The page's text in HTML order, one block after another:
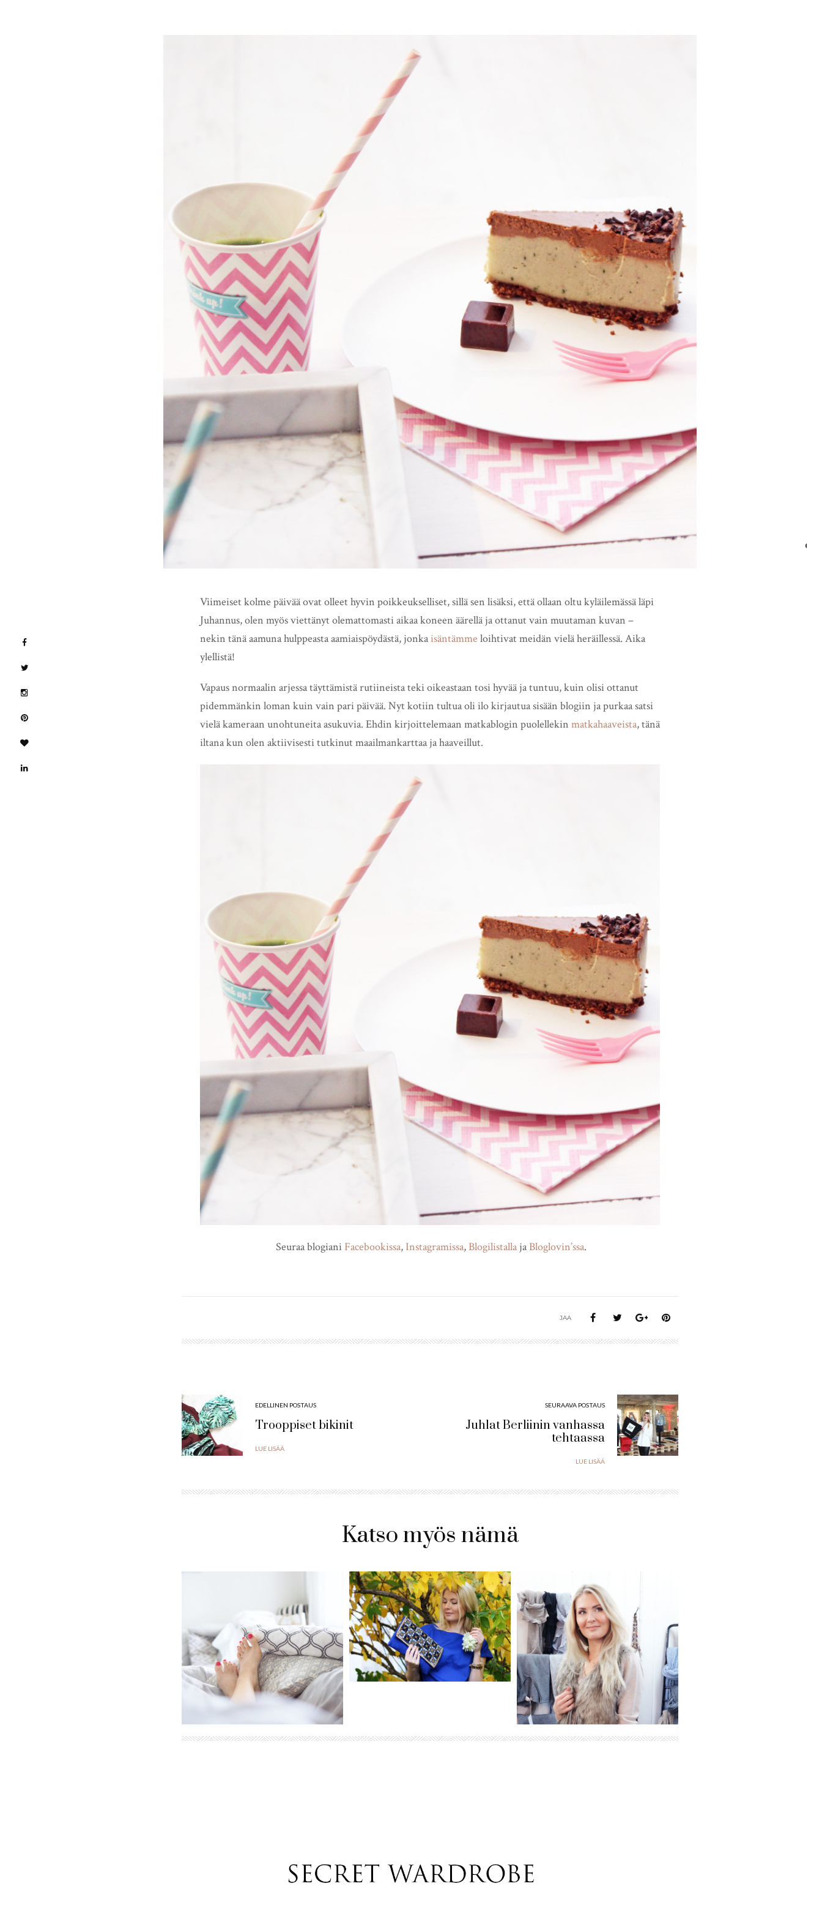
Viimeiset kolme päivää ovat olleet hyvin poikkeukselliset, sillä sen lisäksi, että ollaan oltu kyläilemässä läpi
Juhannus, olen myös viettänyt olemattomasti aikaa koneen äärellä ja ottanut vain muutaman kuvan –
nekin tänä aamuna hulppeasta aamiaispöydästä, jonkaisäntämme loihtivat meidän vielä heräillessä. Aika
ylellistä!
Vapaus normaalin arjessa täyttämistä rutiineista teki oikeastaan tosi hyvää ja tuntuu, kuin olisi ottanut
pidemmänkin loman kuin vain pari päivää. Nyt kotiin tultua oli ilo kirjautua sisään blogiin ja purkaa satsi
vielä kameraan unohtuneita asukuvia. Ehdin kirjoittelemaan matkablogin puolellekin matkahaaveista, tänä
iltana kun olen aktiivisesti tutkinut maailmankarttaa ja haaveillut.
Seuraa blogiani Facebookissa, Instagramissa,Blogilistalla jaBloglovin’ssa.
JAA
EDELLINEN POSTAUS
Trooppiset bikinit
LUE LISÄÄ
SEURAAVA POSTAUS
Juhlat Berliinin vanhassa
tehtaassa
LUE LISÄÄ
Katso myös nämä